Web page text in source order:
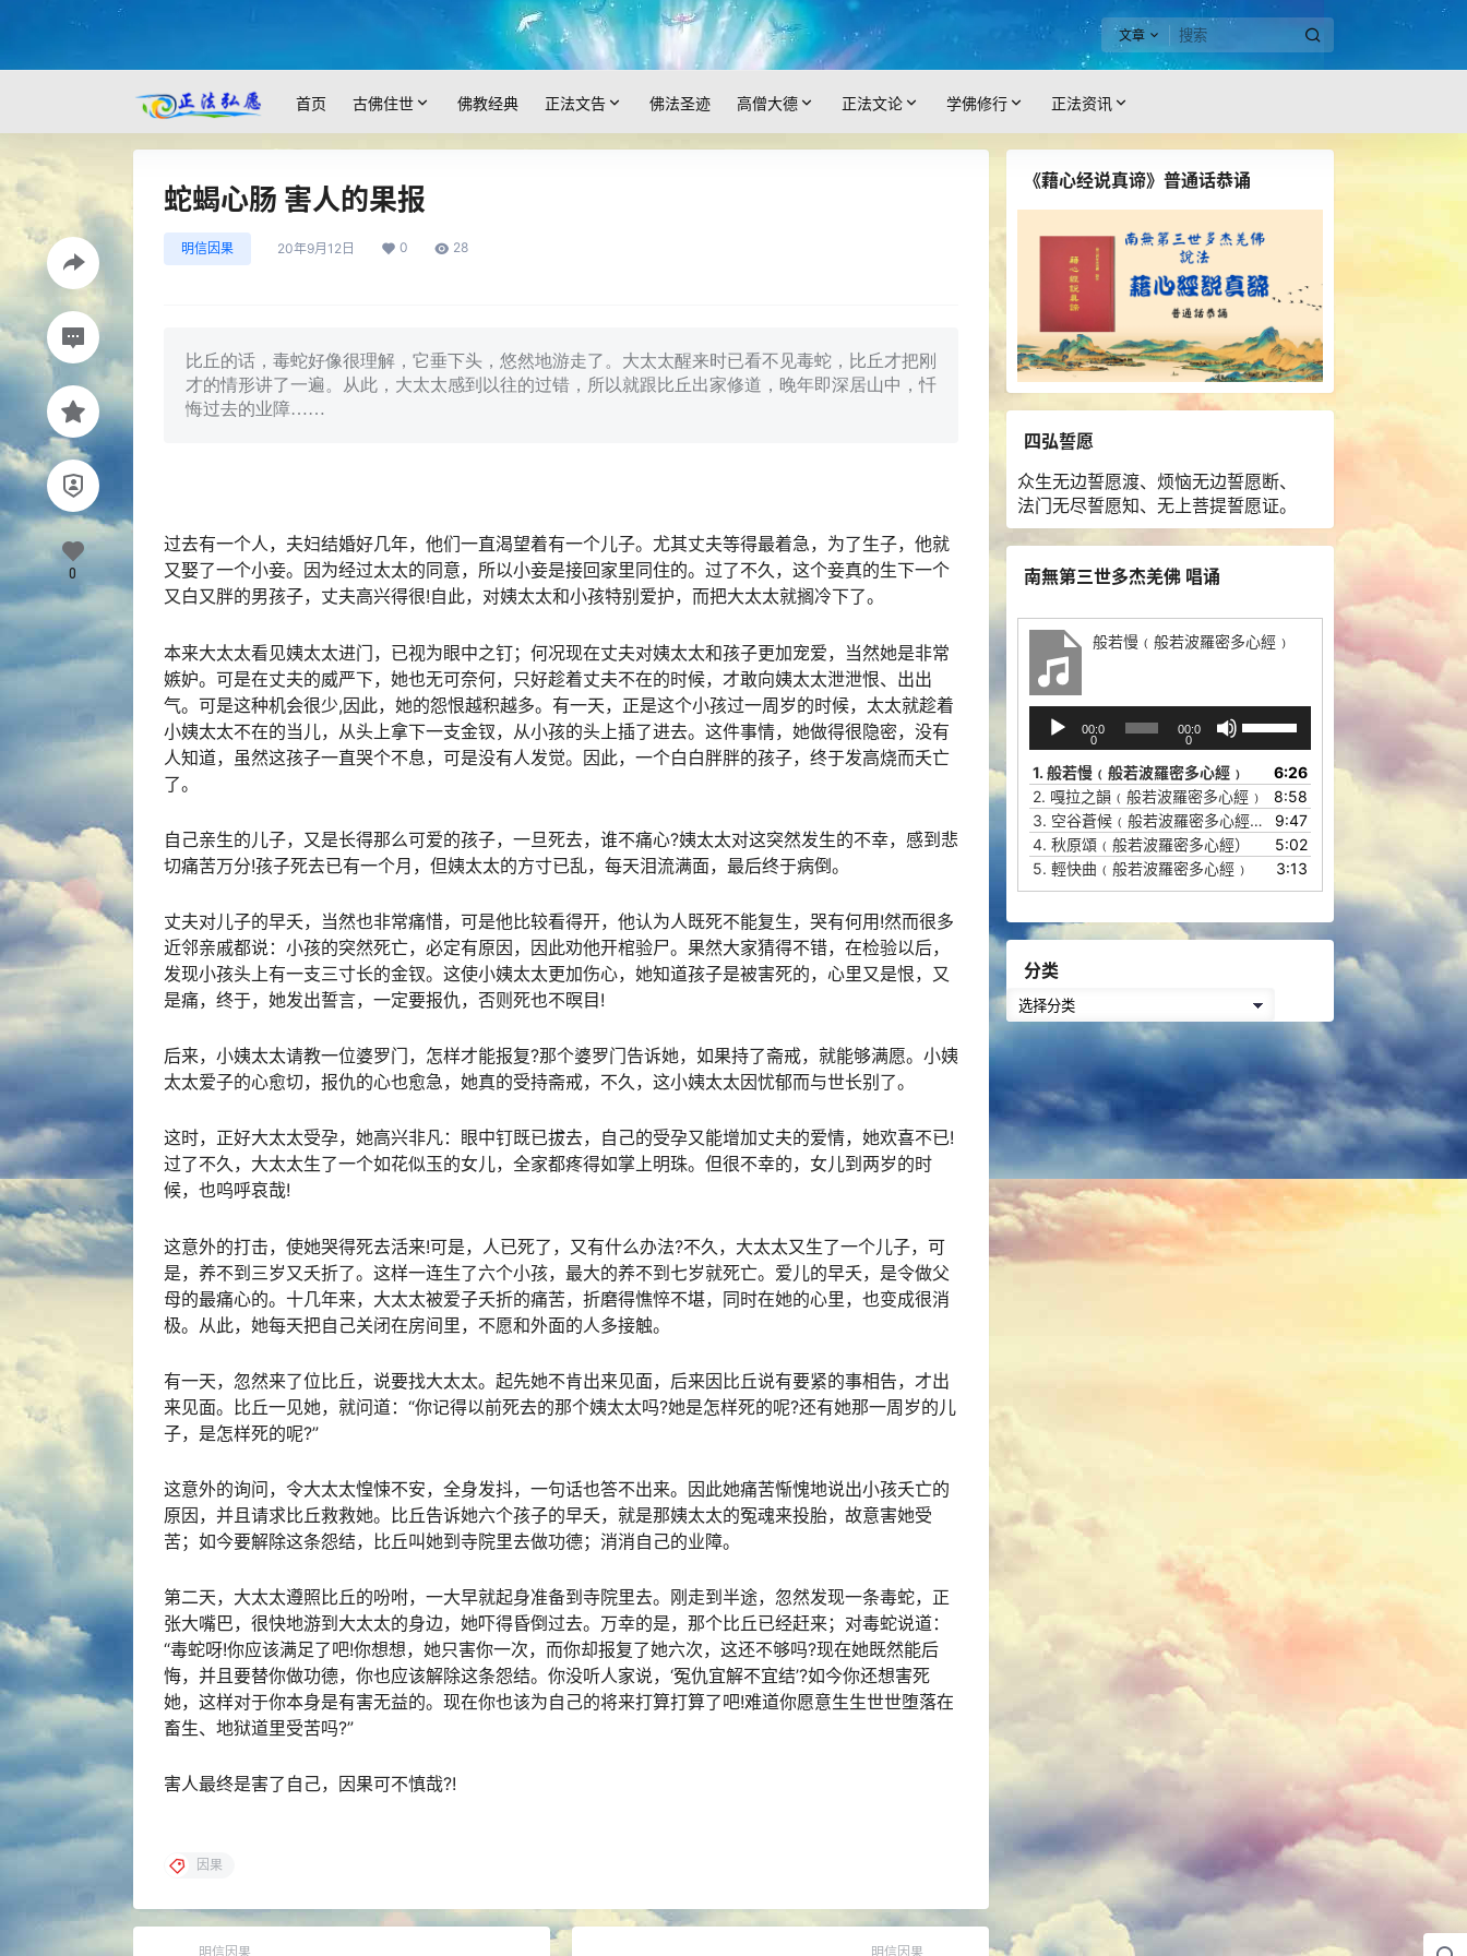
文章
首页 古佛住世 佛教经典 正法文告 佛法圣迹 高僧大德 正法文论 学佛修行 正法资讯
蛇蝎心肠 害人的果报
明信因果 20年9月12日 0 28
比丘的话，毒蛇好像很理解，它垂下头，悠然地游走了。大太太醒来时已看不见毒蛇，比丘才把刚
才的情形讲了一遍。从此，大太太感到以往的过错，所以就跟比丘出家修道，晚年即深居山中，忏
悔过去的业障……
过去有一个人，夫妇结婚好几年，他们一直渴望着有一个儿子。尤其丈夫等得最着急，为了生子，他就
又娶了一个小妾。因为经过太太的同意，所以小妾是接回家里同住的。过了不久，这个妾真的生下一个
又白又胖的男孩子，丈夫高兴得很!自此，对姨太太和小孩特别爱护，而把大太太就搁冷下了。
本来大太太看见姨太太进门，已视为眼中之钉；何况现在丈夫对姨太太和孩子更加宠爱，当然她是非常
嫉妒。可是在丈夫的威严下，她也无可奈何，只好趁着丈夫不在的时候，才敢向姨太太泄泄恨、出出
气。可是这种机会很少,因此，她的怨恨越积越多。有一天，正是这个小孩过一周岁的时候，太太就趁着
小姨太太不在的当儿，从头上拿下一支金钗，从小孩的头上插了进去。这件事情，她做得很隐密，没有
人知道，虽然这孩子一直哭个不息，可是没有人发觉。因此，一个白白胖胖的孩子，终于发高烧而夭亡
了。
自己亲生的儿子，又是长得那么可爱的孩子，一旦死去，谁不痛心?姨太太对这突然发生的不幸，感到悲
切痛苦万分!孩子死去已有一个月，但姨太太的方寸已乱，每天泪流满面，最后终于病倒。
丈夫对儿子的早夭，当然也非常痛惜，可是他比较看得开，他认为人既死不能复生，哭有何用!然而很多
近邻亲戚都说：小孩的突然死亡，必定有原因，因此劝他开棺验尸。果然大家猜得不错，在检验以后，
发现小孩头上有一支三寸长的金钗。这使小姨太太更加伤心，她知道孩子是被害死的，心里又是恨，又
是痛，终于，她发出誓言，一定要报仇，否则死也不暝目!
后来，小姨太太请教一位婆罗门，怎样才能报复?那个婆罗门告诉她，如果持了斋戒，就能够满愿。小姨
太太爱子的心愈切，报仇的心也愈急，她真的受持斋戒，不久，这小姨太太因忧郁而与世长别了。
这时，正好大太太受孕，她高兴非凡：眼中钉既已拔去，自己的受孕又能增加丈夫的爱情，她欢喜不已!
过了不久，大太太生了一个如花似玉的女儿，全家都疼得如掌上明珠。但很不幸的，女儿到两岁的时
候，也呜呼哀哉!
这意外的打击，使她哭得死去活来!可是，人已死了，又有什么办法?不久，大太太又生了一个儿子，可
是，养不到三岁又夭折了。这样一连生了六个小孩，最大的养不到七岁就死亡。爱儿的早夭，是令做父
母的最痛心的。十几年来，大太太被爱子夭折的痛苦，折磨得憔悴不堪，同时在她的心里，也变成很消
极。从此，她每天把自己关闭在房间里，不愿和外面的人多接触。
有一天，忽然来了位比丘，说要找大太太。起先她不肯出来见面，后来因比丘说有要紧的事相告，才出
来见面。比丘一见她，就问道：“你记得以前死去的那个姨太太吗?她是怎样死的呢?还有她那一周岁的儿
子，是怎样死的呢?”
这意外的询问，令大太太惶悚不安，全身发抖，一句话也答不出来。因此她痛苦惭愧地说出小孩夭亡的
原因，并且请求比丘救救她。比丘告诉她六个孩子的早夭，就是那姨太太的冤魂来投胎，故意害她受
苦；如今要解除这条怨结，比丘叫她到寺院里去做功德；消消自己的业障。
第二天，大太太遵照比丘的吩咐，一大早就起身准备到寺院里去。刚走到半途，忽然发现一条毒蛇，正
张大嘴巴，很快地游到大太太的身边，她吓得昏倒过去。万幸的是，那个比丘已经赶来；对毒蛇说道：
“毒蛇呀!你应该满足了吧!你想想，她只害你一次，而你却报复了她六次，这还不够吗?现在她既然能后
悔，并且要替你做功德，你也应该解除这条怨结。你没听人家说，‘冤仇宜解不宜结’?如今你还想害死
她，这样对于你本身是有害无益的。现在你也该为自己的将来打算打算了吧!难道你愿意生生世世堕落在
畜生、地狱道里受苦吗?”
害人最终是害了自己， 因果可不慎哉?!
0
因果
明信因果 明信因果
《藉心经说真谛》普通话恭诵
四弘誓愿
众生无边誓愿渡、烦恼无边誓愿断、
法门无尽誓愿知、无上菩提誓愿证。
南無第三世多杰羌佛 唱诵
般若慢﹙般若波羅密多心經﹚
播
放
器
00:0
0
00:0
0
/
下
箭
头
键
增
高
1. 般若慢﹙般若波羅密多心經﹚
6:26
2. 嘎拉之韻﹙般若波羅密多心經﹚
8:58
3. 空谷蒼候﹙般若波羅密多心經﹚
9:47
4. 秋原頌﹙般若波羅密多心經）
5:02
5. 輕快曲﹙般若波羅密多心經﹚ 3:13
分类
分
类